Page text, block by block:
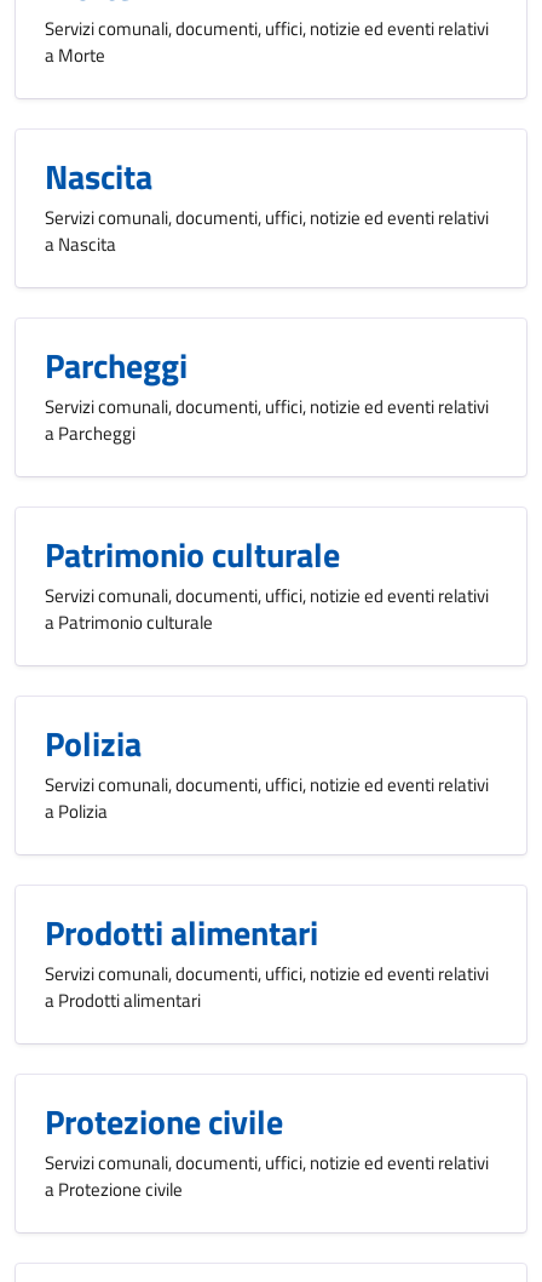
Servizi comunali, documenti, uffici, notizie ed eventi relativi
a Morte
Nascita
Servizi comunali, documenti, uffici, notizie ed eventi relativi
a Nascita
Parcheggi
Servizi comunali, documenti, uffici, notizie ed eventi relativi
a Parcheggi
Patrimonio culturale
Servizi comunali, documenti, uffici, notizie ed eventi relativi
a Patrimonio culturale
Polizia
Servizi comunali, documenti, uffici, notizie ed eventi relativi
a Polizia
Prodotti alimentari
Servizi comunali, documenti, uffici, notizie ed eventi relativi
a Prodotti alimentari
Protezione civile
Servizi comunali, documenti, uffici, notizie ed eventi relativi
a Protezione civile